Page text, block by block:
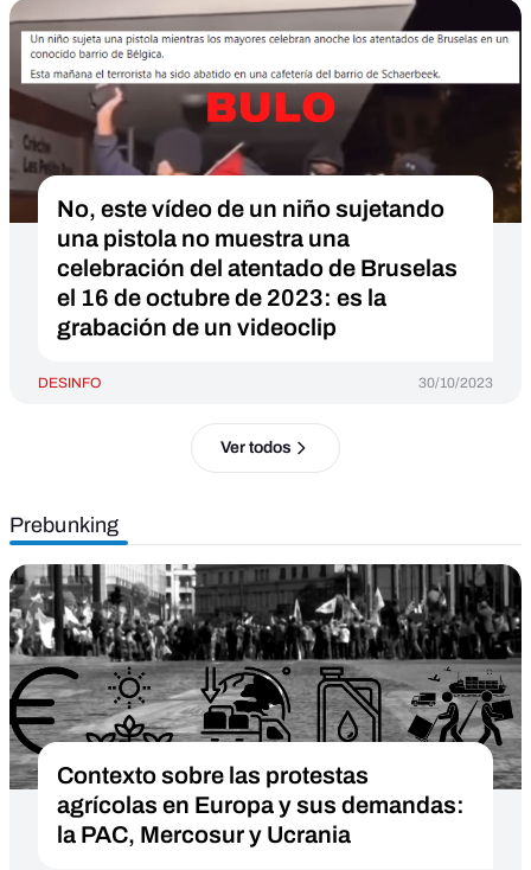
No, este vídeo de un niño sujetando
una pistola no muestra una
celebración del atentado de Bruselas
el 16 de octubre de 2023: es la
grabación de un videoclip
DESINFO 30/10/2023
Ver todos
Prebunking
Contexto sobre las protestas
agrícolas en Europa y sus demandas:
la PAC, Mercosur y Ucrania